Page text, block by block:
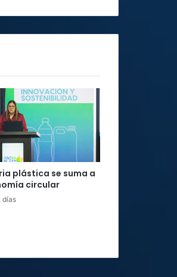
plástica se suma a
circular
días